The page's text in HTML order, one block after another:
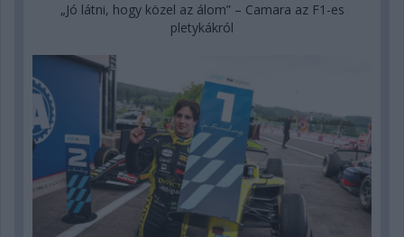
„Jó látni, hogy közel az álom” – Camara az F1-es
pletykákról